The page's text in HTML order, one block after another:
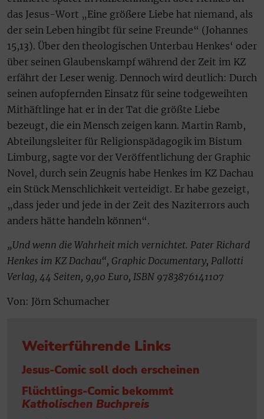
das Jesus-Wort „Eine größere Liebe hat niemand, als
der sein Leben hingibt für seine Freunde“ (Johannes
15,13). Über den theologischen Unterbau Henkes‘ oder
über seinen Glaubenskampf während der Zeit im KZ
erfährt der Leser wenig. Dennoch wird deutlich: Durch
seinen aufopfernden Einsatz für seine todgeweihten
Mithäftlinge hat er in der Tat die größte Liebe
bezeugt, die ein Mensch zeigen kann. Martin Ramb,
Abteilungsleiter für Religionspädagogik im Bistum
Limburg, sagte vor der Veröffentlichung der Graphic
Novel, durch sein Zeugnis habe Henkes im KZ Dachau
ein Stück Menschlichkeit verteidigt. Er habe gezeigt,
„dass jeder und jede in der Zeit des Naziterrors auch
anders hätte handeln können“.
„Und wenn die Wahrheit mich vernichtet. Pater Richard
Henkes im KZ Dachau“, Graphic Documentary, Pallotti
Verlag, 44 Seiten, 9,90 Euro, ISBN 9783876141107
Von: Jörn Schumacher
Weiterführende Links
Jesus-Comic soll doch erscheinen
Flüchtlings-Comic bekommt
Katholischen Buchpreis